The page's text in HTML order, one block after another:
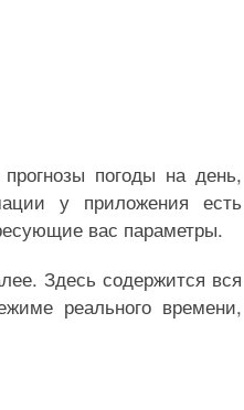
погоды на день,
у приложения есть
вас параметры.
Здесь содержится вся
реального времени,